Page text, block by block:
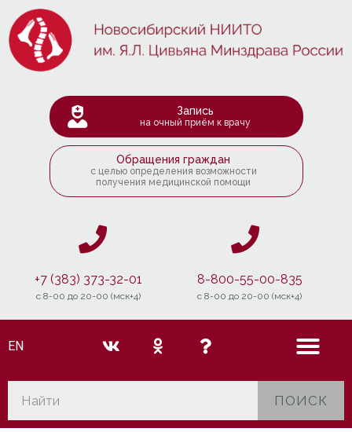
Запись
на очный приём к врачу
Обращения граждан
с целью определения возможности
получения медицинской помощи
+7 (383) 373-32-01
c 8-00 до 20-00 (мск+4)
8-800-55-00-835
c 8-00 до 20-00 (мск+4)
EN
ПОИСК